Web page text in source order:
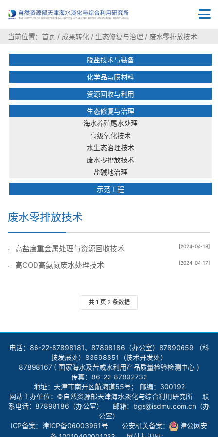
当前位置： 首页 / 成果转化 / 生态修复与治理 / 废水零排放技术
脱盐技术与装备
化学品与膜材料
资源回收与利用
生态修复与治理
海水养殖尾水处理
高级氧化技术
水生态治理技术
废水零排放技术
盐碱地治理
示范工程
废水零排放技术
高盐度重金属处理与资源回收技术 [2024-04-18]
高COD高氨氮废水处理技术 [2024-04-17]
共 1 页 2 条数据
电话：86-22-87898181、87898186（办公室）87890659 （科
技发展处）83598851（技术开发处）
87898167 ( 国家海水及苦咸水利用产品质量检验检测中心 )
传真：86-22-87892732
地址：天津市南开区航海道55号； 邮编：300192
网站主办单位：©自然资源部天津海水淡化与综合利用研究所 联
系电话：87898186（办公室） 邮箱：bgs@isdmu.com.cn（办
公室）
ICP备案： 津ICP备06003961号 公安机关备案：
津公网安